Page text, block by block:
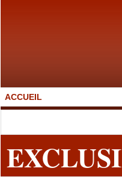
ACCUEIL